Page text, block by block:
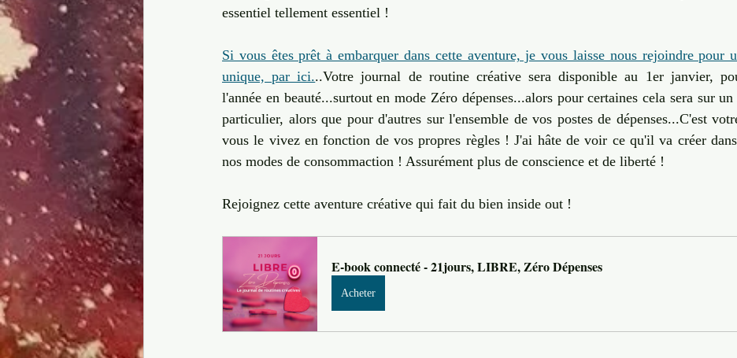
essentiel tellement essentiel !
Si vous êtes prêt à embarquer dans cette aventure, je vous laisse nous rejoindre pour
unique, par ici...Votre journal de routine créative sera disponible au 1er janvier,
l'année en beauté...surtout en mode Zéro dépenses...alors pour certaines cela sera sur
particulier, alors que pour d'autres sur l'ensemble de vos postes de dépenses...C'est
vous le vivez en fonction de vos propres règles ! J'ai hâte de voir ce qu'il va créer
nos modes de consommaction ! Assurément plus de conscience et de liberté !
Rejoignez cette aventure créative qui fait du bien inside out !
E-book connecté - 21jours, LIBRE, Zéro Dépenses
Acheter